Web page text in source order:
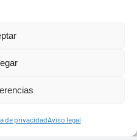
de privacidadAviso legal
de Yaiza - Todos los